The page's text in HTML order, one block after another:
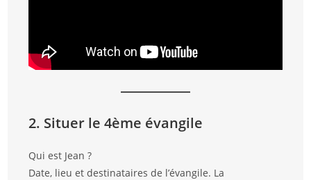
2. Situer le 4ème évangile
Qui est Jean ?
Date, lieu et destinataires de l’évangile. La